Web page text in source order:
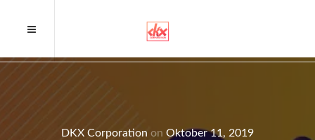
DKX Corporation on Oktober 11, 2019